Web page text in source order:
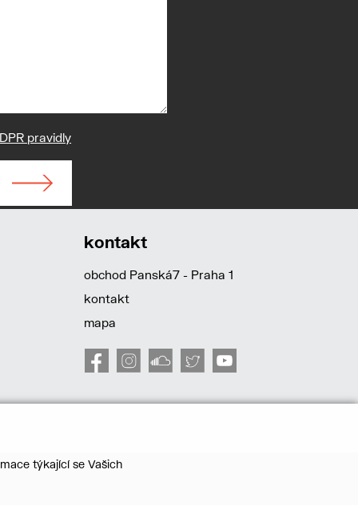
pravidly
kontakt
obchod Panská7 - Praha 1
kontakt
mapa
týkající se Vašich